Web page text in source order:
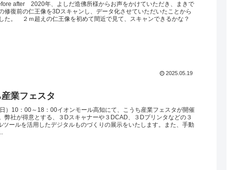
after 2020年、よしだ造佛所様からお声をかけていただき、まきで
修復前の仁王像を3Dスキャンし、データ化させていただいたことから
た。 ２ｍ超えの仁王像を初めて間近で見て、スキャンできるかな？
2025.05.19
業フェスタ
）10：00～18：00イオンモール高知にて、こうち産業フェスタが開催
弊社が得意とする、３Dスキャナーや３DCAD、３Dプリンタなどの３
ツールを活用したデジタルものづくりの展示をいたします。また、手動